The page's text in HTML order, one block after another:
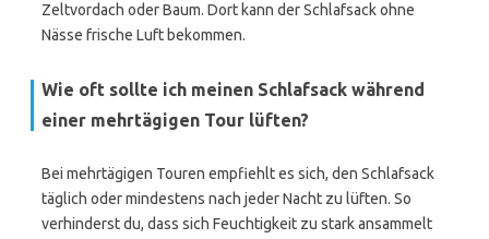
Zeltvordach oder Baum. Dort kann der Schlafsack ohne
Nässe frische Luft bekommen.
Wie oft sollte ich meinen Schlafsack während
einer mehrtägigen Tour lüften?
Bei mehrtägigen Touren empfiehlt es sich, den Schlafsack
täglich oder mindestens nach jeder Nacht zu lüften. So
verhinderst du, dass sich Feuchtigkeit zu stark ansammelt